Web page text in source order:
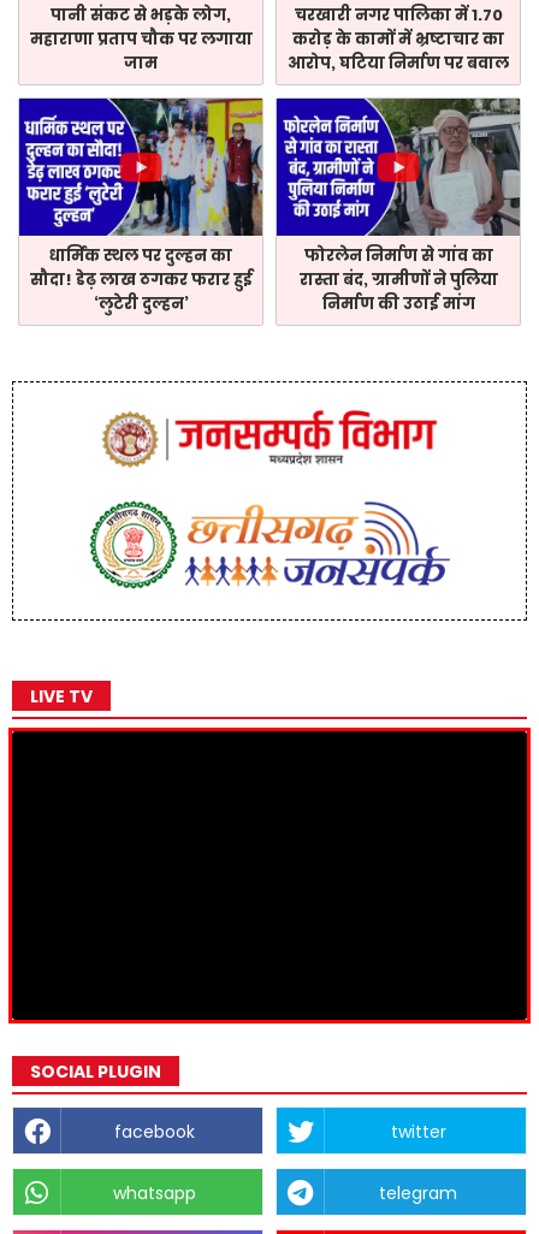
पानी संकट से भड़के लोग,
महाराणा प्रताप चौक पर लगाया
जाम
चरखारी नगर पालिका में 1.70
करोड़ के कामों में भ्रष्टाचार का
आरोप, घटिया निर्माण पर बवाल
धार्मिक स्थल पर दुल्हन का
सौदा! डेढ़ लाख ठगकर फरार हुई
‘लुटेरी दुल्हन’
फोरलेन निर्माण से गांव का
रास्ता बंद, ग्रामीणों ने पुलिया
निर्माण की उठाई मांग
LIVE TV
SOCIAL PLUGIN
facebook twitter
whatsapp telegram